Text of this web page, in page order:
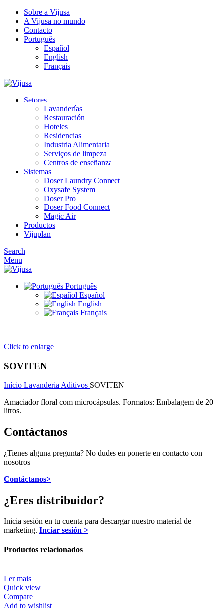
Sobre a Vijusa
A Vijusa no mundo
Contacto
Português
Español
English
Français
Setores
Lavanderías
Restauración
Hoteles
Residencias
Industria Alimentaria
Serviços de limpeza
Centros de enseñanza
Sistemas
Doser Laundry Connect​
Oxysafe System
Doser Pro
Doser Food Connect
Magic Air
Productos
Vijuplan
Search
Menu
Português
Español
English
Français
Click to enlarge
SOVITEN
Início LavanderiaAditivos SOVITEN
Amaciador floral com microcápsulas. Formatos: Embalagem de 20
litros.
Contáctanos
¿Tienes alguna pregunta? No dudes en ponerte en contacto con
nosotros
Contáctanos>
¿Eres distribuidor?
Inicia sesión en tu cuenta para descargar nuestro material de
marketing. Inciar sesión >
Productos relacionados
Ler mais
Quick view
Compare
Add to wishlist